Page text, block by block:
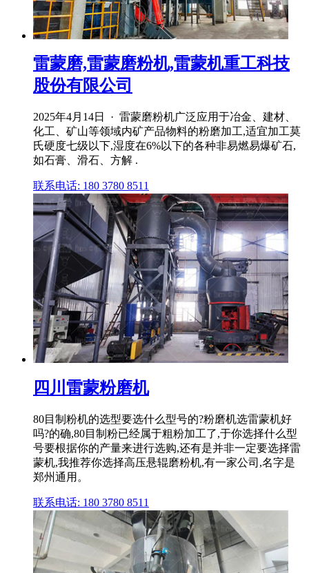
雷蒙磨,雷蒙磨粉机,雷蒙机重工科技
股份有限公司
2025年4月14日 · 雷蒙磨粉机广泛应用于冶金、建材、
化工、矿山等领域内矿产品物料的粉磨加工,适宜加工莫
氏硬度七级以下,湿度在6%以下的各种非易燃易爆矿石,
如石膏、滑石、方解 .
联系电话: 180 3780 8511
四川雷蒙粉磨机
80目制粉机的选型要选什么型号的?粉磨机选雷蒙机好
吗?的确,80目制粉已经属于粗粉加工了,于你选择什么型
号要根据你的产量来进行选购,还有是并非一定要选择雷
蒙机,我推荐你选择高压悬辊磨粉机,有一家公司,名字是
郑州通用。
联系电话: 180 3780 8511